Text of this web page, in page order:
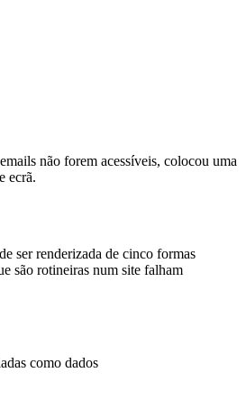
não forem acessíveis, colocou uma
ecrã.
ser renderizada de cinco formas
são rotineiras num site falham
como dados